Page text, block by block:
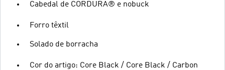
Cabedal de CORDURA® e nobuck
Forro têxtil
Solado de borracha
Cor do artigo: Core Black / Core Black / Carbon